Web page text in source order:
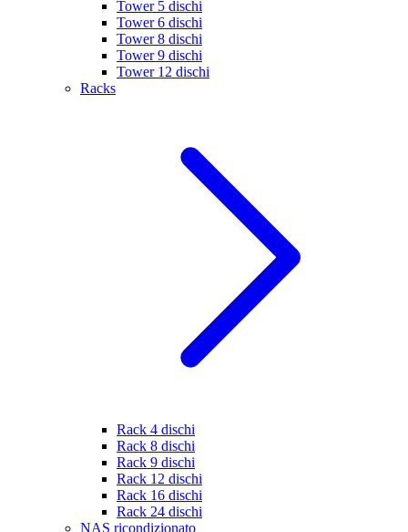
Tower 5 dischi
Tower 6 dischi
Tower 8 dischi
Tower 9 dischi
Tower 12 dischi
Racks
Rack 4 dischi
Rack 8 dischi
Rack 9 dischi
Rack 12 dischi
Rack 16 dischi
Rack 24 dischi
NAS ricondizionato